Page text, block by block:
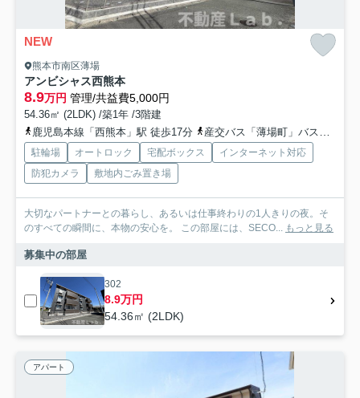
NEW
熊本市南区薄場
アンビシャス西熊本
8.9万円 管理/共益費5,000円
54.36㎡ (2LDK) /築1年 /3階建
鹿児島本線「西熊本」駅 徒歩17分
産交バス「薄場町」バス停下車 徒歩1分
駐輪場 オートロック 宅配ボックス
インターネット対応
防犯カメラ
敷地内ごみ置き場
大切なパートナーとの暮らし、あるいは仕事終わりの1人きりの夜。そ
のすべての瞬間に、本物の安心を。 この部屋には、SECO... もっと見る
募集中の部屋
302
8.9万円
54.36㎡ (2LDK)
アパート